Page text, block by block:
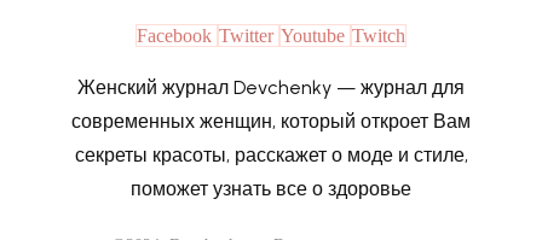
Facebook Twitter Youtube Twitch
Женский журнал Devchenky — журнал для
современных женщин, который откроет Вам
секреты красоты, расскажет о моде и стиле,
поможет узнать все о здоровье